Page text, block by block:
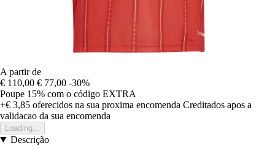
A partir de
€ 110,00 € 77,00 -30%
Poupe 15% com o código EXTRA
+€ 3,85 oferecidos na sua proxima encomenda Creditados apos a
validacao da sua encomenda
Loading...
Descrição